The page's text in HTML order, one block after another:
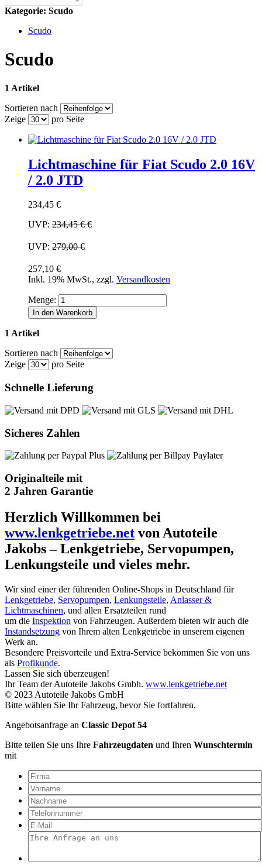
Kategorie: Scudo
Scudo
Scudo
1 Artikel
Sortieren nach
Zeige
pro Seite
Lichtmaschine für Fiat Scudo 2.0 16V
/ 2.0 JTD
234,45 €
UVP: 234,45 €€
UVP: 279,00 €
257,10 €
Inkl. 19% MwSt., zzgl. Versandkosten
Menge:
In den Warenkorb
1 Artikel
Sortieren nach
Zeige
pro Seite
Schnelle Lieferung
Sicheres Zahlen
Originalteile mit
2 Jahren Garantie
Herzlich Willkommen bei
www.lenkgetriebe.net von Autoteile
Jakobs – Lenkgetriebe, Servopumpen,
Lenkungsteile und vieles mehr.
Wir sind einer der führenden Online-Shops in Deutschland für
Lenkgetriebe, Servopumpen, Lenkungsteile, Anlasser &
Lichtmaschinen, und allen Ersatzteilen rund
um die Inspektion von Fahrzeugen. Außerdem bieten wir auch die
Instandsetzung von Ihrem alten Lenkgetriebe in unserem eigenen
Werk an.
Besondere Preisvorteile und Extra-Service bekommen Sie von uns
als Profikunde.
Lassen Sie sich überzeugen!
Ihr Team der Autoteile Jakobs Gmbh. www.lenkgetriebe.net
© 2023 Autoteile Jakobs GmbH
Bitte wählen Sie Ihr Fahrzeug, bevor Sie fortfahren.
Angebotsanfrage an Classic Depot 54
Bitte teilen Sie uns Ihre Fahrzeugdaten und Ihren Wunschtermin
mit